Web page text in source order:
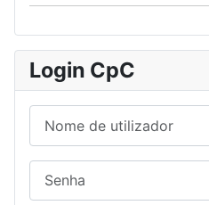
Login CpC